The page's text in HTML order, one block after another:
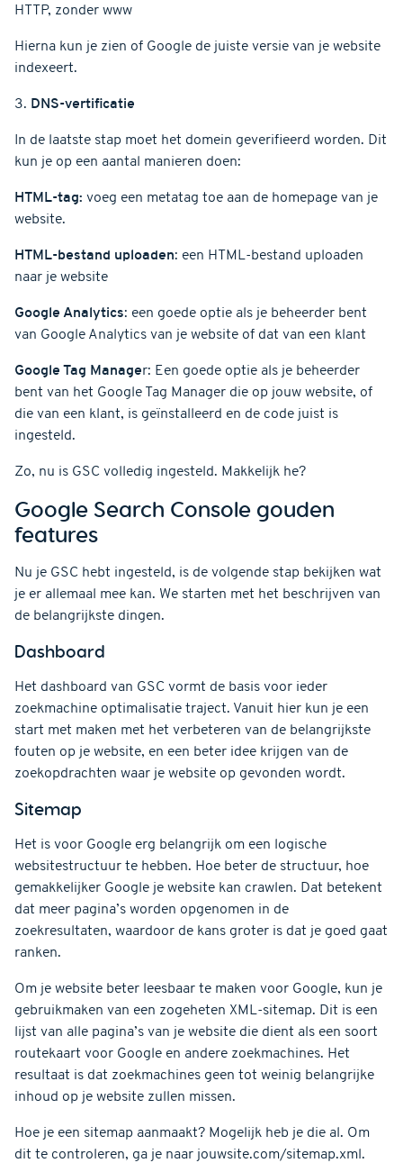
HTTP, zonder www
Hierna kun je zien of Google de juiste versie van je website
indexeert.
3. DNS-vertificatie
In de laatste stap moet het domein geverifieerd worden. Dit
kun je op een aantal manieren doen:
HTML-tag: voeg een metatag toe aan de homepage van je
website.
HTML-bestand uploaden: een HTML-bestand uploaden
naar je website
Google Analytics: een goede optie als je beheerder bent
van Google Analytics van je website of dat van een klant
Google Tag Manager: Een goede optie als je beheerder
bent van het Google Tag Manager die op jouw website, of
die van een klant, is geïnstalleerd en de code juist is
ingesteld.
Zo, nu is GSC volledig ingesteld. Makkelijk he?
Google Search Console gouden
features
Nu je GSC hebt ingesteld, is de volgende stap bekijken wat
je er allemaal mee kan. We starten met het beschrijven van
de belangrijkste dingen.
Dashboard
Het dashboard van GSC vormt de basis voor ieder
zoekmachine optimalisatie traject. Vanuit hier kun je een
start met maken met het verbeteren van de belangrijkste
fouten op je website, en een beter idee krijgen van de
zoekopdrachten waar je website op gevonden wordt.
Sitemap
Het is voor Google erg belangrijk om een logische
websitestructuur te hebben. Hoe beter de structuur, hoe
gemakkelijker Google je website kan crawlen. Dat betekent
dat meer pagina’s worden opgenomen in de
zoekresultaten, waardoor de kans groter is dat je goed gaat
ranken.
Om je website beter leesbaar te maken voor Google, kun je
gebruikmaken van een zogeheten XML-sitemap. Dit is een
lijst van alle pagina’s van je website die dient als een soort
routekaart voor Google en andere zoekmachines. Het
resultaat is dat zoekmachines geen tot weinig belangrijke
inhoud op je website zullen missen.
Hoe je een sitemap aanmaakt? Mogelijk heb je die al. Om
dit te controleren, ga je naar jouwsite.com/sitemap.xml.